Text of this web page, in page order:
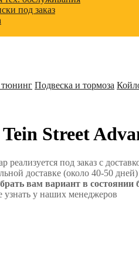
под заказ
Подвеска и тормоза
Street
под заказ с
доставке (около 40-50 дней)
вам вариант в состоянии
у наших менеджеров